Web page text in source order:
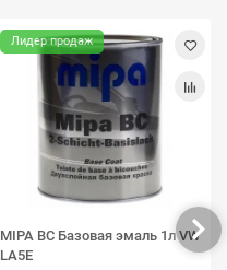
Лидер продаж
MIPA BC Базовая эмаль 1л VW
LA5E